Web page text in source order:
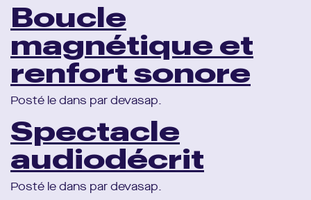
Boucle
magnétique et
renfort sonore
Posté le dans par devasap.
Spectacle
audiodécrit
Posté le dans par devasap.